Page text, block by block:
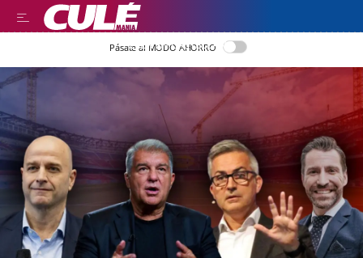
LEER EN CASTELLANO
Pásate al MODO AHORRO